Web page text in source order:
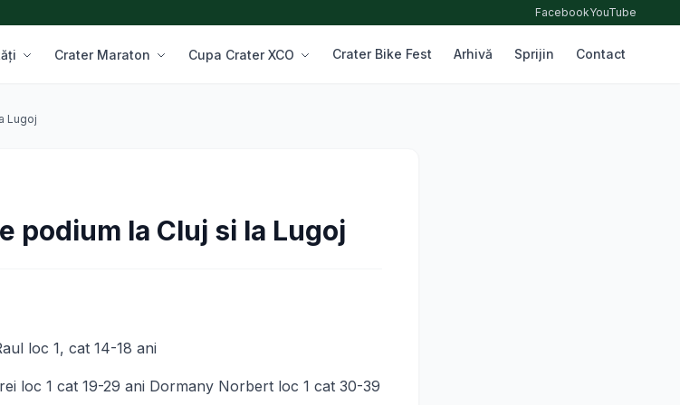
FacebookYouTube
Crater Maraton Cupa Crater XCO Crater Bike Fest Arhivă Sprijin Contact
Lugoj
podium la Cluj si la Lugoj
loc 1, cat 14-18 ani
loc 1 cat 19-29 ani Dormany Norbert loc 1 cat 30-39